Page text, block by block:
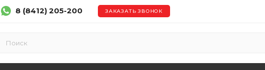
8 (8412) 205-200 ЗАКАЗАТЬ ЗВОНОК